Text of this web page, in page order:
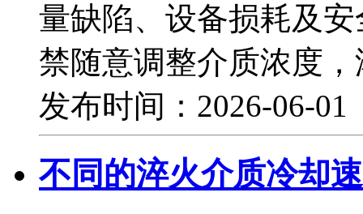
量缺陷、设备损耗及
禁随意调整介质浓度
发布时间：2026-06-
不同的淬火介质冷却